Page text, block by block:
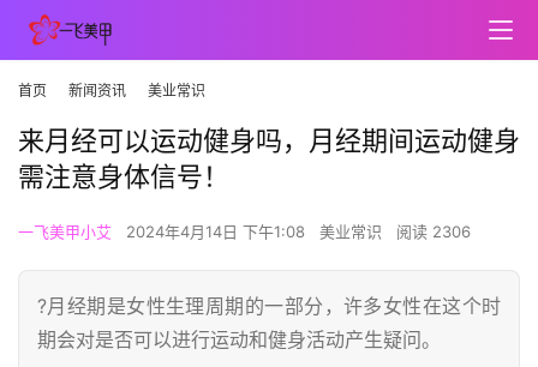
首页 新闻资讯 美业常识
来月经可以运动健身吗，月经期间运动健身
需注意身体信号！
一飞美甲小艾 2024年4月14日 下午1:08 美业常识 阅读 2306
?月经期是女性生理周期的一部分，许多女性在这个时
期会对是否可以进行运动和健身活动产生疑问。